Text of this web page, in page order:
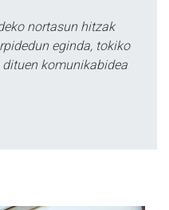
nortasun hitzak
eginda, tokiko
komunikabidea